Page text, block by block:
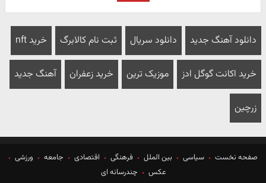
دانلود آهنگ جدید دانلود سریال ثبت نام کالابرگ خرید nft
خرید اکانت گوگل ادز موزیک ترین خرید زعفران آهنگ جدید
زرچین
صفحه نخست سیاسی بین الملل فرهنگی اقتصادی جامعه
ورزشی
عکس
چندرسانه ای